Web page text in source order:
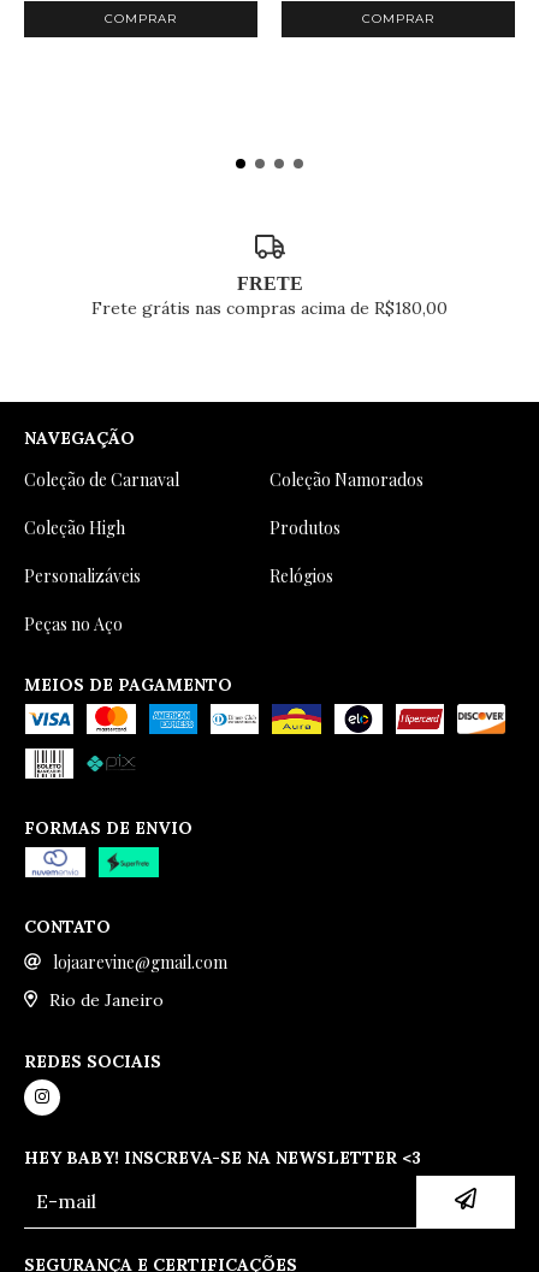
COMPRAR COMPRAR
FRETE
Frete grátis nas compras acima de R$180,00
NAVEGAÇÃO
Coleção de Carnaval Coleção Namorados
Coleção High Produtos
Personalizáveis Relógios
Peças no Aço
MEIOS DE PAGAMENTO
FORMAS DE ENVIO
CONTATO
lojaarevine@gmail.com
Rio de Janeiro
REDES SOCIAIS
HEY BABY! INSCREVA-SE NA NEWSLETTER <3
SEGURANÇA E CERTIFICAÇÕES